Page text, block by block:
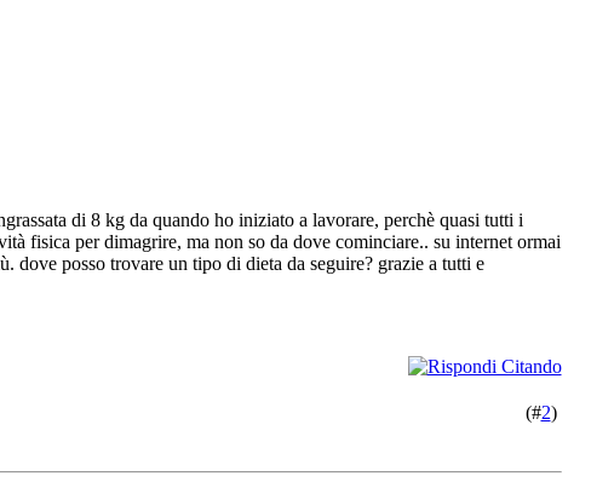
di 8 kg da quando ho iniziato a lavorare, perchè quasi tutti i
fisica per dimagrire, ma non so da dove cominciare.. su internet ormai
posso trovare un tipo di dieta da seguire? grazie a tutti e
(#2)